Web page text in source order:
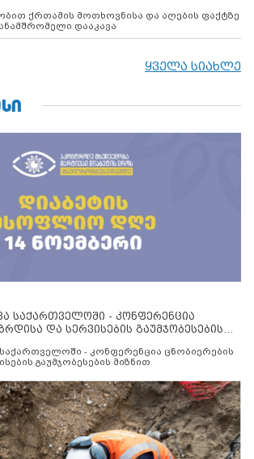
დააკავა
ყველა სიახლე
საქართველოში - კონფერენცია
და სერვისების გაუმჯობესების
- კონფერენცია ცნობიერების
გაუმჯობესების მიზნით